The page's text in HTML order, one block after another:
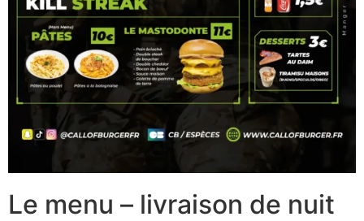
Le menu – livraison de nuit